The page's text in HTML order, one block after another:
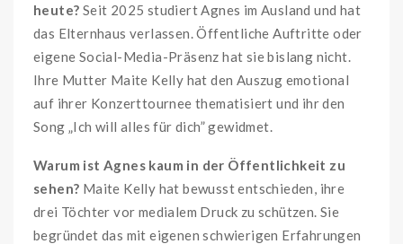
heute? Seit 2025 studiert Agnes im Ausland und hat
das Elternhaus verlassen. Öffentliche Auftritte oder
eigene Social-Media-Präsenz hat sie bislang nicht.
Ihre Mutter Maite Kelly hat den Auszug emotional
auf ihrer Konzerttournee thematisiert und ihr den
Song „Ich will alles für dich” gewidmet.
Warum ist Agnes kaum in der Öffentlichkeit zu
sehen? Maite Kelly hat bewusst entschieden, ihre
drei Töchter vor medialem Druck zu schützen. Sie
begründet das mit eigenen schwierigen Erfahrungen